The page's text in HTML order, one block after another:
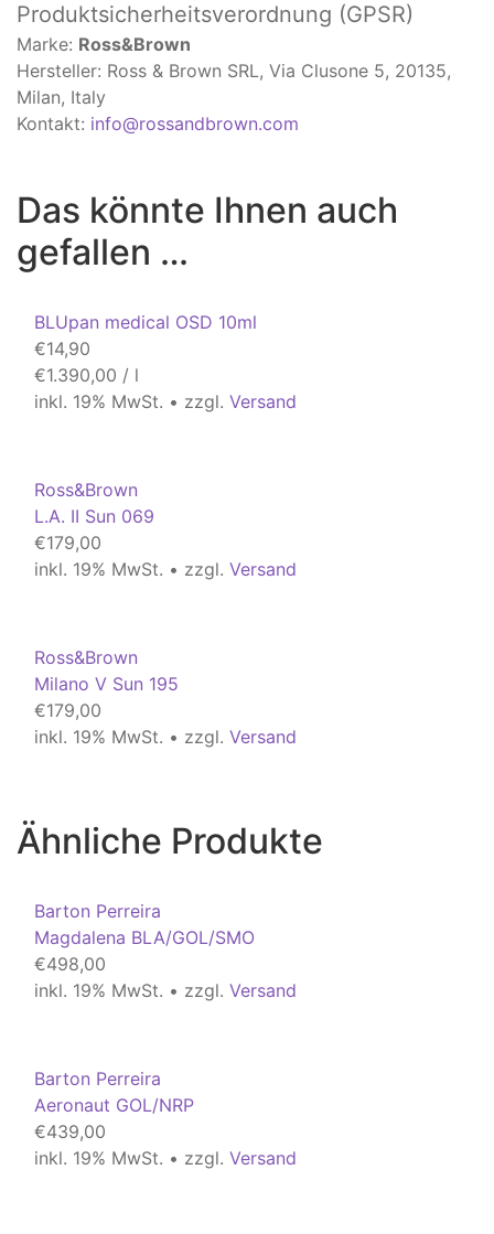
Produktsicherheitsverordnung (GPSR)
Marke: Ross&Brown
Hersteller: Ross & Brown SRL, Via Clusone 5, 20135,
Milan, Italy
Kontakt: info@rossandbrown.com
Das könnte Ihnen auch
gefallen …
BLUpan medical OSD 10ml
€14,90
€1.390,00 / l
inkl. 19% MwSt. • zzgl. Versand
Ross&Brown
L.A. II Sun 069
€179,00
inkl. 19% MwSt. • zzgl. Versand
Ross&Brown
Milano V Sun 195
€179,00
inkl. 19% MwSt. • zzgl. Versand
Ähnliche Produkte
Barton Perreira
Magdalena BLA/GOL/SMO
€498,00
inkl. 19% MwSt. • zzgl. Versand
Barton Perreira
Aeronaut GOL/NRP
€439,00
inkl. 19% MwSt. • zzgl. Versand